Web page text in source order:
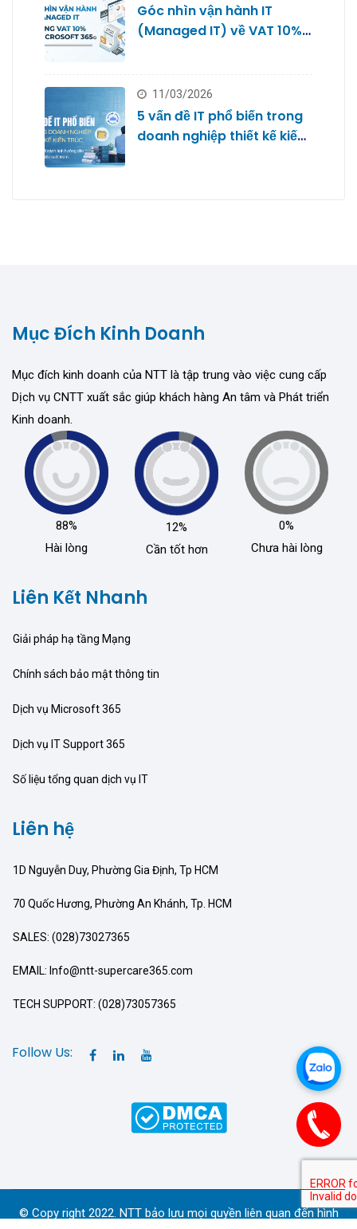
Góc nhìn vận hành IT
(Managed IT) về VAT 10%
11/03/2026
5 vấn đề IT phổ biến trong
doanh nghiệp thiết kế kiến
Mục Đích Kinh Doanh
Mục đích kinh doanh của NTT là tập trung vào việc cung cấp
Dịch vụ CNTT xuất sắc giúp khách hàng An tâm và Phát triển
Kinh doanh.
88%
Hài lòng
12%
Cần tốt hơn
0%
Chưa hài lòng
Liên Kết Nhanh
Giải pháp hạ tầng Mạng
Chính sách bảo mật thông tin
Dịch vụ Microsoft 365
Dịch vụ IT Support 365
Số liệu tổng quan dịch vụ IT
Liên hệ
1D Nguyễn Duy, Phường Gia Định, Tp HCM
70 Quốc Hương, Phường An Khánh, Tp. HCM
SALES: (028)73027365
EMAIL: Info@ntt-supercare365.com
TECH SUPPORT: (028)73057365
Follow Us:
© Copy right 2022. NTT bảo lưu mọi quyền liên quan đến hình